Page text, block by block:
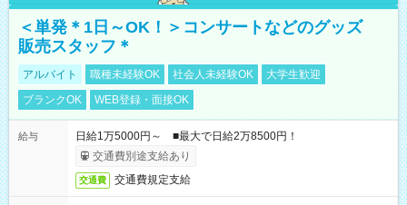
＜単発＊1日～OK！＞コンサートなどのグッズ
販売スタッフ＊
アルバイト 職種未経験OK 社会人未経験OK
大学生歓迎
ブランクOK
WEB登録・面接OK
給与
日給1万5000円～ ■最大で日給2万8500円！
交通費別途支給あり
交通費 交通費規定支給